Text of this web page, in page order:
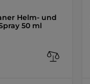
Helm- und
50 ml